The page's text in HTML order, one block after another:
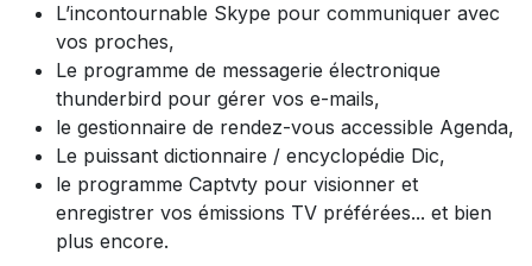
L’incontournable Skype pour communiquer avec
vos proches,
Le programme de messagerie électronique
thunderbird pour gérer vos e-mails,
le gestionnaire de rendez-vous accessible Agenda,
Le puissant dictionnaire / encyclopédie Dic,
le programme Captvty pour visionner et
enregistrer vos émissions TV préférées... et bien
plus encore.